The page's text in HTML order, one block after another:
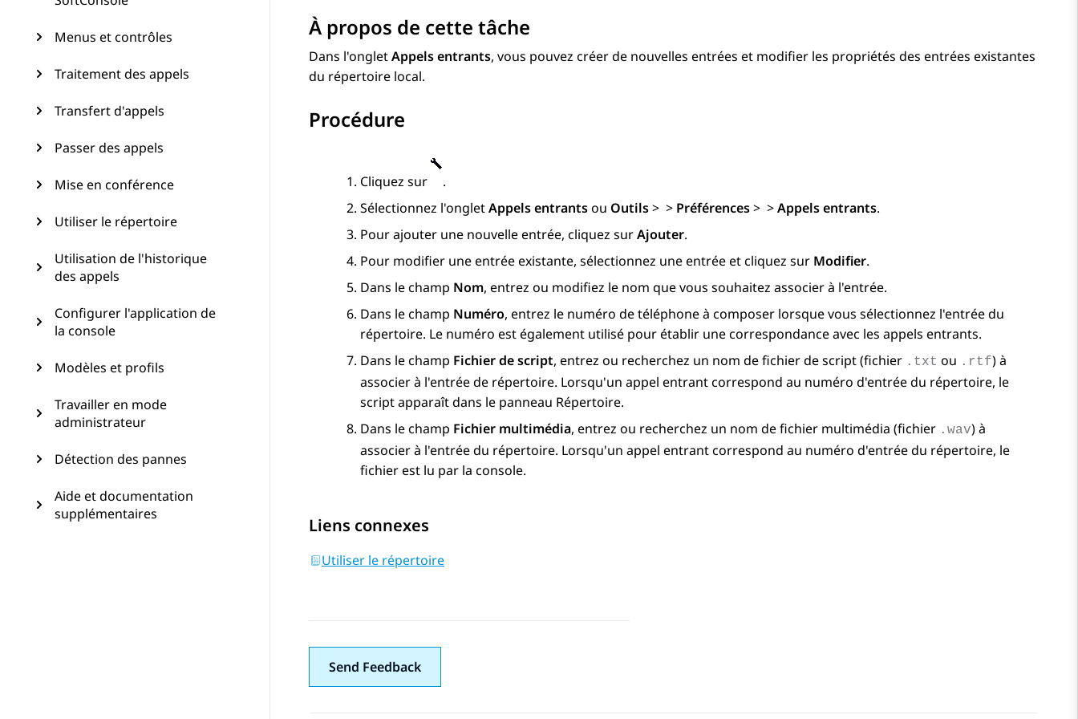
Menus et contrôles
Traitement des appels
Transfert d'appels
Passer des appels
Mise en conférence
Utiliser le répertoire
Utilisation de l'historique
des appels
Configurer l'application de
la console
Modèles et profils
Travailler en mode
administrateur
Détection des pannes
Aide et documentation
supplémentaires
À propos de cette tâche
Dans l'ongletAppels entrants, vous pouvez créer de nouvelles entrées et modifier les propriétés des entrées existantes
du répertoire local.
Procédure
Cliquez sur
.
Sélectionnez l'ongletAppels entrantsou Outils> > Préférences> >Appels entrants.
Pour ajouter une nouvelle entrée, cliquez surAjouter.
Pour modifier une entrée existante, sélectionnez une entrée et cliquez sur Modifier.
Dans le champ Nom, entrez ou modifiez le nom que vous souhaitez associer à l'entrée.
Dans le champ Numéro, entrez le numéro de téléphone à composer lorsque vous sélectionnez l'entrée du
répertoire. Le numéro est également utilisé pour établir une correspondance avec les appels entrants.
Dans le champ Fichier de script, entrez ou recherchez un nom de fichier de script (fichier .txt ou .rtf) à
associer à l'entrée de répertoire. Lorsqu'un appel entrant correspond au numéro d'entrée du répertoire, le
script apparaît dans le panneau Répertoire.
Dans le champ Fichier multimédia, entrez ou recherchez un nom de fichier multimédia (fichier .wav) à
associer à l'entrée du répertoire. Lorsqu'un appel entrant correspond au numéro d'entrée du répertoire, le
fichier est lu par la console.
Liens connexes
Utiliser le répertoire
Send Feedback